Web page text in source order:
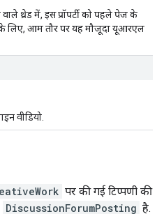
थ्रेड में, इस प्रॉपर्टी को पहले पेज के
लिए, आम तौर पर यह मौजूदा यूआरएल
वीडियो.
पर की गई टिप्पणी की
DiscussionForumPosting है.